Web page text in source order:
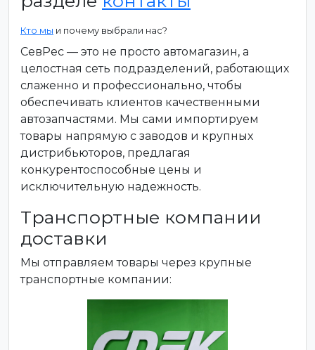
Кто мы и почему выбрали нас?
СевРес — это не просто автомагазин, а
целостная сеть подразделений, работающих
слаженно и профессионально, чтобы
обеспечивать клиентов качественными
автозапчастями. Мы сами импортируем
товары напрямую с заводов и крупных
дистрибьюторов, предлагая
конкурентоспособные цены и
исключительную надежность.
Транспортные компании
доставки
Мы отправляем товары через крупные
транспортные компании: